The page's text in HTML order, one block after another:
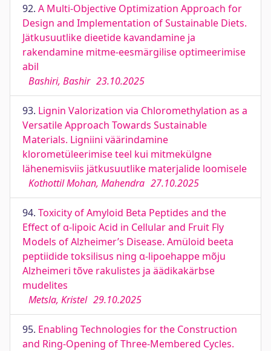
92. A Multi-Objective Optimization Approach for
Design and Implementation of Sustainable Diets.
Jätkusuutlike dieetide kavandamine ja
rakendamine mitme-eesmärgilise optimeerimise
abil
Bashiri, Bashir 23.10.2025
93. Lignin Valorization via Chloromethylation as a
Versatile Approach Towards Sustainable
Materials. Ligniini väärindamine
klorometüleerimise teel kui mitmekülgne
lähenemisviis jätkusuutlike materjalide loomisele
Kothottil Mohan, Mahendra 27.10.2025
94. Toxicity of Amyloid Beta Peptides and the
Effect of α-lipoic Acid in Cellular and Fruit Fly
Models of Alzheimer’s Disease. Amüloid beeta
peptiidide toksilisus ning α-lipoehappe mõju
Alzheimeri tõve rakulistes ja äädikakärbse
mudelites
Metsla, Kristel 29.10.2025
95. Enabling Technologies for the Construction
and Ring-Opening of Three-Membered Cycles.